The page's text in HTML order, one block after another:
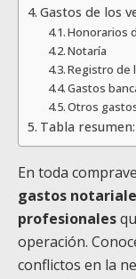
Gastos de los
Honorarios
Notaría
Registro de
Gastos
Otros
Tabla
En toda
gastos
profesionales
operación.
conflictos en la